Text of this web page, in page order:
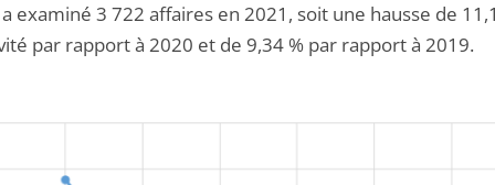
examiné 3 722 affaires en 2021, soit une hausse de
par rapport à 2020 et de 9,34 % par rapport à 2019.